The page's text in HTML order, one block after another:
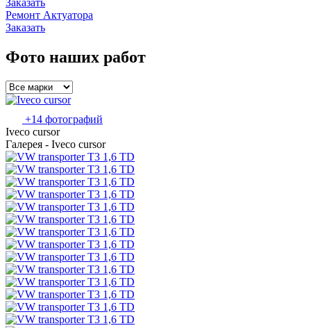
Заказать
Ремонт Актуатора
Заказать
Фото наших работ
+14 фотографий
Iveco cursor
Галерея - Iveco cursor